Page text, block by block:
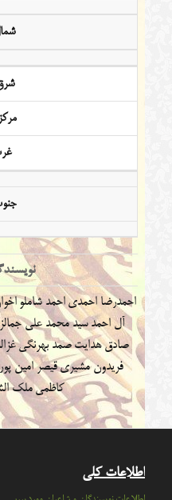
شرق
مرکز
احمدرضا احمدی احمد شاملو
آل احمدسید محمد علی
صادق هدایتصمد بهرنگی
فریدون مشیریقیصر امین پور
کاظمیملک
اطلاعات کلی